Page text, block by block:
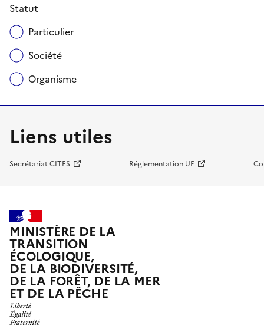
Statut
Particulier
Société
Organisme
Liens utiles
Secrétariat CITES Réglementation UE
MINISTÈRE DE LA
TRANSITION
ÉCOLOGIQUE,
DE LA BIODIVERSITÉ,
DE LA FORÊT, DE LA MER
ET DE LA PÊCHE